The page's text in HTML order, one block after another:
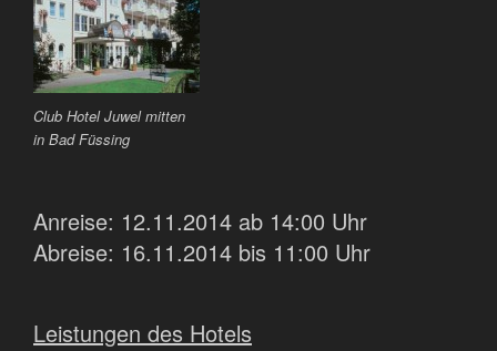
Club Hotel Juwel mitten
in Bad Füssing
Anreise: 12.11.2014 ab 14:00 Uhr
Abreise: 16.11.2014 bis 11:00 Uhr
Leistungen des Hotels